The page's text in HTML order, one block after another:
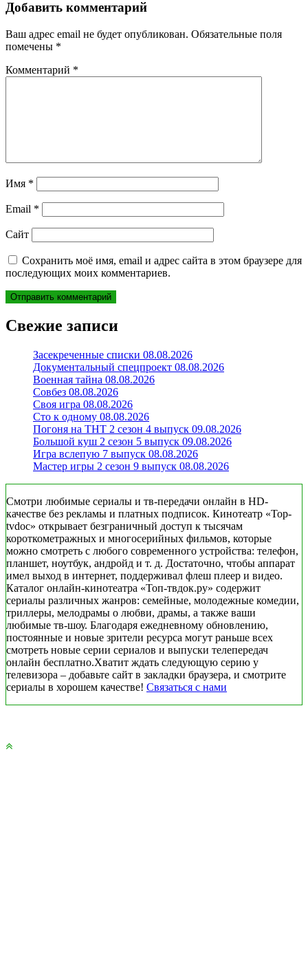
записям
Добавить комментарий
Ваш адрес email не будет опубликован. Обязательные поля
помечены *
Комментарий *
Имя *
Email *
Сайт
Сохранить моё имя, email и адрес сайта в этом браузере для
последующих моих комментариев.
Свежие записи
Засекреченные списки 08.08.2026
Документальный спецпроект 08.08.2026
Военная тайна 08.08.2026
Совбез 08.08.2026
Своя игра 08.08.2026
Сто к одному 08.08.2026
Погоня на ТНТ 2 сезон 4 выпуск 09.08.2026
Большой куш 2 сезон 5 выпуск 09.08.2026
Игра вслепую 7 выпуск 08.08.2026
Мастер игры 2 сезон 9 выпуск 08.08.2026
Смотри любимые сериалы и тв-передачи онлайн в HD-
качестве без рекламы и платных подписок. Кинотеатр «Top-
tvdoc» открывает безграничный доступ к тысячам
короткометражных и многосерийных фильмов, которые
можно смотреть с любого современного устройства: телефон,
планшет, ноутбук, андройд и т. д. Достаточно, чтобы аппарат
имел выход в интернет, поддерживал флеш плеер и видео.
Каталог онлайн-кинотеатра «Топ-твдок.ру» содержит
сериалы различных жанров: семейные, молодежные комедии,
триллеры, мелодрамы о любви, драмы, а также ваши
любимые тв-шоу. Благодаря ежедневному обновлению,
постоянные и новые зрители ресурса могут раньше всех
смотреть новые серии сериалов и выпуски телепередач
онлайн бесплатно.Хватит ждать следующую серию у
телевизора – добавьте сайт в закладки браузера, и смотрите
сериалы в хорошем качестве! Связаться с нами